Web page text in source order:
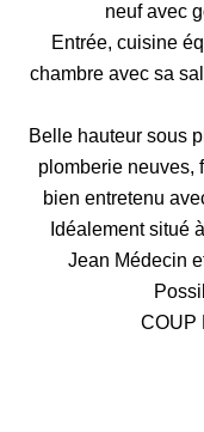
neuf avec
Entrée, cuisine
chambre avec sa
Belle hauteur sous
plomberie neuves,
bien entretenu
Idéalement situé
Jean Médecin
COUP